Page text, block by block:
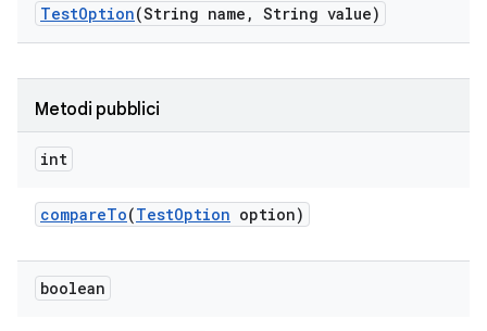
TestOption(String name , String value)
Metodi pubblici
int
compareTo(TestOption option)
boolean